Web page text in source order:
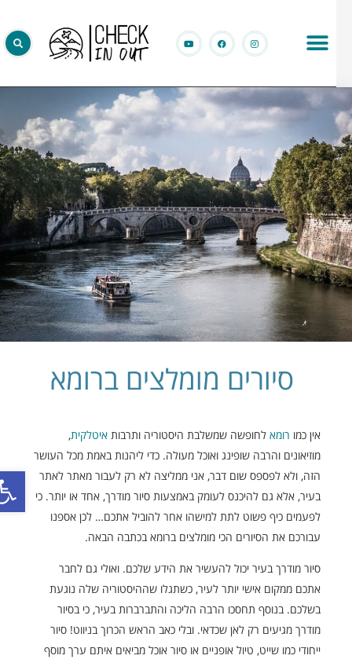
פתח
סיורים מומלצים ברומא
אין כמורומאלחופשה שמשלבת היסטוריה ותרבותאיטלקית,
מוזיאונים והרבה שופינג ואוכל מעולה. כדי ליהנות באמת מכל העושר
הזה, ולא לפספס שום דבר, אני ממליצה לא רק לעבור מאתר לאתר
בעיר, אלא גם להיכנס לעומק באמצעות סיור מודרך, אחד או יותר. כי
לפעמים כיף פשוט לתת למישהו אחר להוביל אתכם… לכן אספנו
עבורכם את הסיורים הכי מומלצים ברומא בכתבה הבאה.
סיור מודרך בעיר יכול להעשיר את הידע שלכם. ואולי גם לחבר
אתכם ממקום אישי יותר לעיר, כשתגלו שההיסטוריה שלה נוגעת
בשלכם. בנוסף תחסכו הרבה הליכה והתברברות בעיר, כי בסיור
מודרך מגיעים רק לאן שכדאי. ובלי כאב הראש הכרוך בניווט! סיור
ייחודי כמו שייט, טיול אופניים או סיור אוכל מביאים איתם ערך מוסף